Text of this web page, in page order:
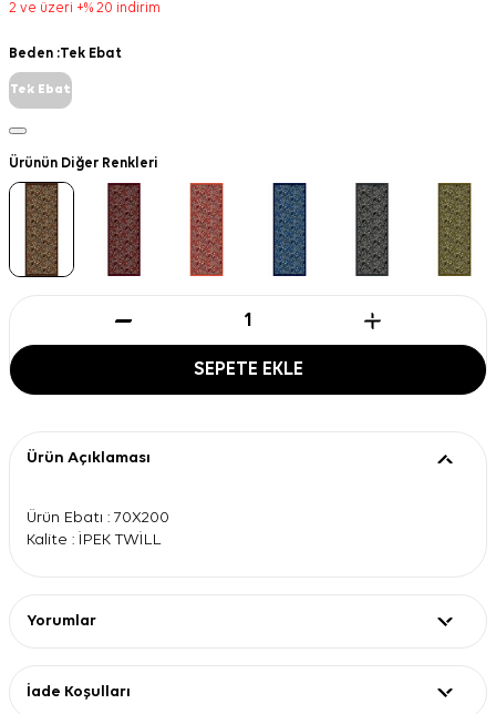
2 ve üzeri +% 20 indirim
Beden :Tek Ebat
Tek Ebat
Ürünün Diğer Renkleri
SEPETE EKLE
Ürün Açıklaması
Ürün Ebatı : 70X200
Kalite : İPEK TWİLL
Yorumlar
İade Koşulları